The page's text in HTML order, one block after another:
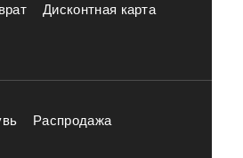
Дисконтная карта
Распродажа